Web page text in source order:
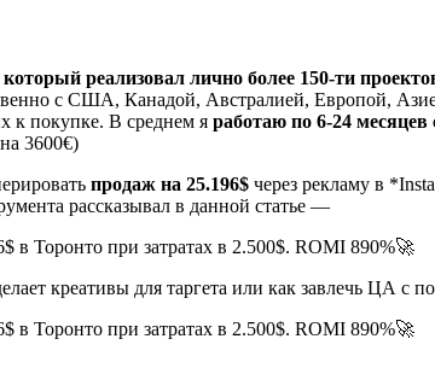
реализовал лично более 150-ти
с США, Канадой, Австралией, Европой,
к покупке. В среднем я работаю по 6-24
3600€)
продаж на 25.196$ через рекламу в
рассказывал в данной статье —
креативы для таргета или как завлечь ЦА с